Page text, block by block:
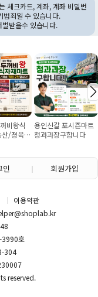
체크카드, 계좌, 계좌 비밀번
범죄일 수 있습니다.
받을수 있습니다.
비왕식
산/졍육/
용인신갈 포시즌마트
청과과장구합니다
인 회원가입
이용약관
3990호
304
reserved.